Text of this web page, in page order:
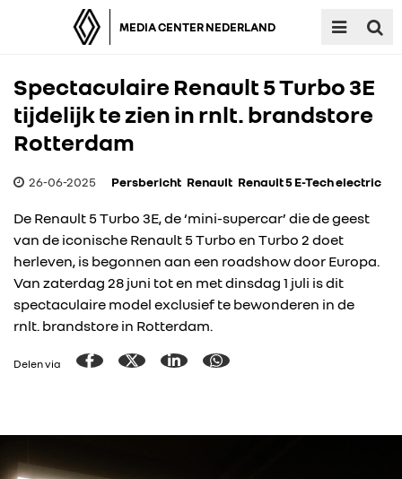
MEDIA CENTER NEDERLAND
Spectaculaire Renault 5 Turbo 3E
tijdelijk te zien in rnlt. brandstore
Rotterdam
26-06-2025 Persbericht Renault Renault 5 E-Tech electric
De Renault 5 Turbo 3E, de ‘mini-supercar’ die de geest
van de iconische Renault 5 Turbo en Turbo 2 doet
herleven, is begonnen aan een roadshow door Europa.
Van zaterdag 28 juni tot en met dinsdag 1 juli is dit
spectaculaire model exclusief te bewonderen in de
rnlt. brandstore in Rotterdam.
Delen via